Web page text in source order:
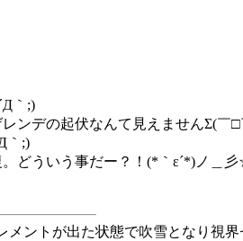
｀;)
ンデの起伏なんて見えませんΣ(￣□
｀;)
どういう事だー？！(*｀ε´*)ノ＿
ントが出た状態で吹雪となり視界